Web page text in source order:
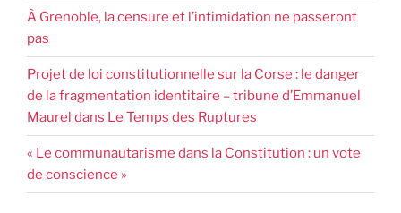
À Grenoble, la censure et l’intimidation ne passeront
pas
Projet de loi constitutionnelle sur la Corse : le danger
de la fragmentation identitaire – tribune d’Emmanuel
Maurel dans Le Temps des Ruptures
« Le communautarisme dans la Constitution : un vote
de conscience »